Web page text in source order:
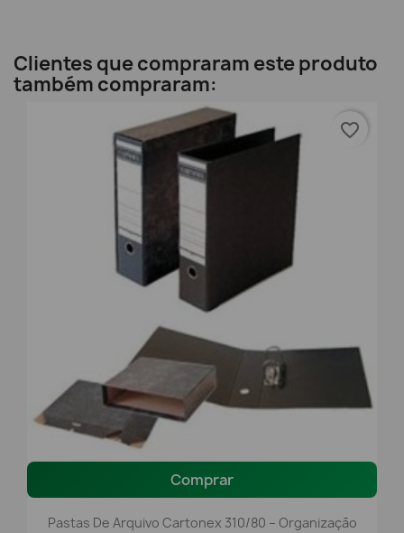
Clientes que compraram este produto
também compraram:
Comprar
Pastas De Arquivo Cartonex 310/80 – Organização
favorite_border